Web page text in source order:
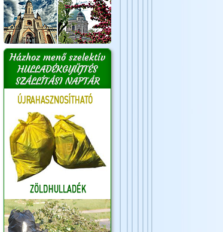
Házhoz menő szelektív
HULLADÉKGYŰJTÉS
SZÁLLÍTÁSI NAPTÁR